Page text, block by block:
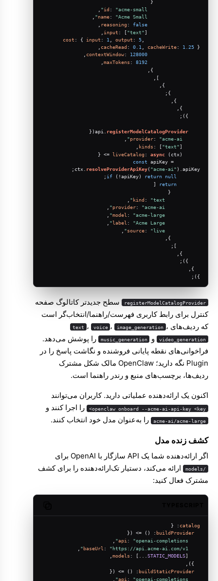
id : "acme-small"
name: "Acme Small"
reasoning : false
input : ["text"],
cost : { input : 1, output : 5
cacheRead : 0.1, cacheWrite: 1.25 },
contextWindow: 128000
,
maxTokens : 8192
registerModelCatalogProvider
({
provider: "acme-ai"
kinds : ["text"],
liveCatalog : async (ctx) => {
const apiKey =
ctx. resolveProviderApiKey( "acme-ai" ).apiKey
;
if (!apiKey) return null
;
return
[
kind : "text"
provider: "acme-ai"
model : "acme-large"
label : "Acme Large"
source: "live"
});
registerModelCatalogProvider سطح جدیدتر کاتالوگ صفحه
کنترل برای رابط کاربری فهرست/راهنما/انتخاب‌گر است
که ردیف‌های
text ، voice ، image_generation ،
video_generation و music_generation
را پوشش می‌دهد.
فراخوانی‌های نقطه پایانی فروشنده و نگاشت پاسخ را در
Plugin نگه دارید؛ OpenClaw مالک شکل مشترک
ردیف‌ها، برچسب‌های منبع و رندر راهنما است.
اکنون یک ارائه‌دهنده عملیاتی دارید. کاربران می‌توانند
openclaw onboard --acme-ai-api-key <key> را اجرا کنند و
acme-ai/acme-large را به‌عنوان مدل خود انتخاب کنند.
کشف زنده مدل
اگر ارائه‌دهنده شما یک API سازگار با OpenAI برای
/models
ارائه می‌کند، دستیار تک‌ارائه‌دهنده را برای کشف
مشترک فعال کنید:
catalog
: {
buildProvider
:
() =>
({
api : "openai-completions"
baseUrl : "https://api.acme-ai.com/v1"
models : [...STATIC_MODELS],
buildStaticProvider
:
() =>
({
api : "openai-completions"